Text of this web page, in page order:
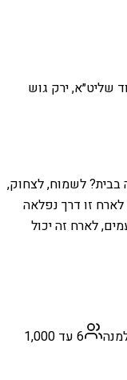
שליט״א, ירק גוש
לשמוח, לצחוק,
זו דרך נפלאה
לארח זה יכול
6 עד 1,000